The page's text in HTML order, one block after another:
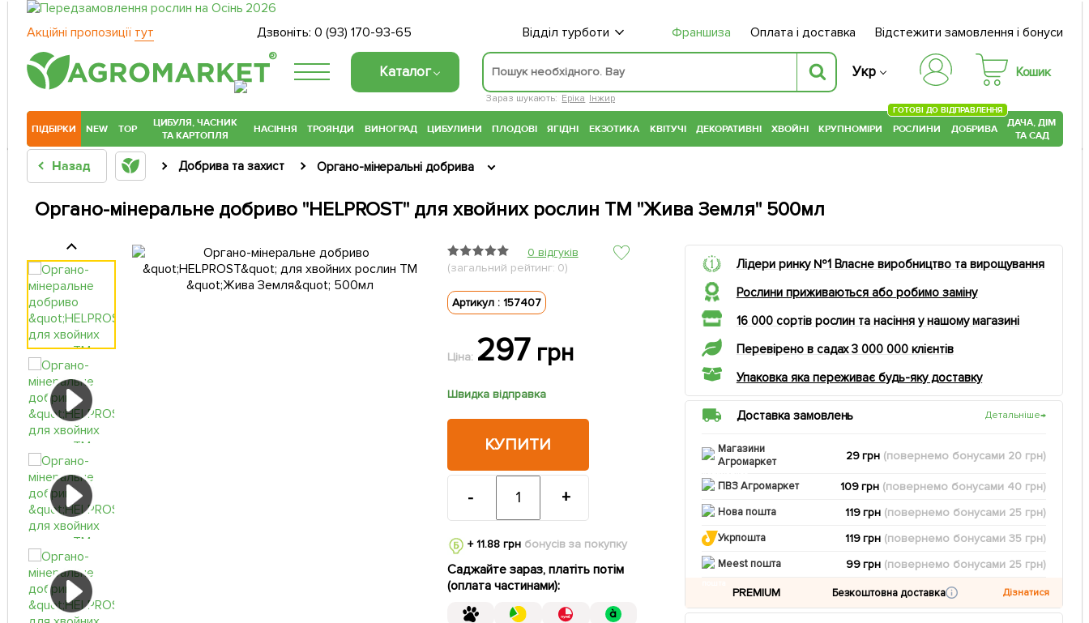
Акційні пропозиції тут Дзвоніть: 0 (93) 170-93-65 Відділ турботи Франшиза Оплата і доставка Відстежити замовлення і бонуси
®
Каталог
Зараз шукають: Еріка Інжир
Укр Кошик
ПІДБІРКИ NEW TOP
ЦИБУЛЯ, ЧАСНИК
ТА КАРТОПЛЯ
НАСІННЯ ТРОЯНДИ ВИНОГРАД ЦИБУЛИНИ ПЛОДОВІ ЯГІДНІ ЕКЗОТИКА КВІТУЧІ ДЕКОРАТИВНІ ХВОЙНІ КРУПНОМІРИ РОСЛИНИ
ГОТОВІ ДО ВІДПРАВЛЕННЯ
ДОБРИВА
ДАЧА, ДІМ
ТА САД
Назад Добрива та захист Органо-мінеральні добрива
Органо-мінеральне добриво "HELPROST" для хвойних рослин ТМ "Жива Земля" 500мл
0 відгуків
(загальний рейтинг: 0)
Артикул : 157407
Ціна: 297 грн
Швидка відправка
КУПИТИ
- +
+ 11.88 грнбонусів за покупку
Саджайте зараз, платіть потім
(оплата частинами):
Лідери ринку №1 Власне виробництво та вирощування
Рослини приживаються або робимо заміну
16 000 сортів рослин та насіння у нашому магазині
Перевірено в садах 3 000 000 клієнтів
Упаковка яка переживає будь-яку доставку
Доставка замовлень Детальніше→
Магазини
Агромаркет
29 грн (повернемо бонусами 20 грн)
ПВЗ Агромаркет 109 грн (повернемо бонусами 40 грн)
Нова пошта 119 грн (повернемо бонусами 25 грн)
Укрпошта 119 грн (повернемо бонусами35 грн)
Meest пошта 99 грн (повернемо бонусами 25 грн)
PREMIUM Безкоштовна доставка Дізнатися